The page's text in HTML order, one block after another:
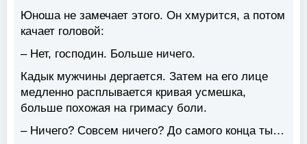
Юноша не замечает этого. Он хмурится, а потом
качает головой:
– Нет, господин. Больше ничего.
Кадык мужчины дергается. Затем на его лице
медленно расплывается кривая усмешка,
больше похожая на гримасу боли.
– Ничего? Совсем ничего? До самого конца ты…